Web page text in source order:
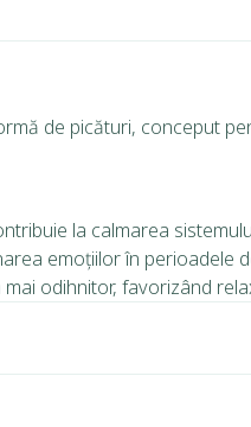
de picături, conceput
la calmarea
emoțiilor în perioadele
odihnitor, favorizând